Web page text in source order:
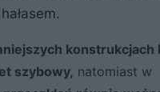
konstrukcjach
szybowy, natomiast w